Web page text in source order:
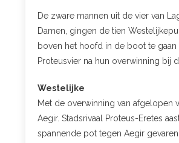
De zware mannen uit de vier van
Damen, gingen de tien
boven het hoofd in de boot te gaan
Proteusvier na hun overwinning bij
Westelijke
Met de overwinning van afgelopen
Aegir. Stadsrivaal Proteus-Eretes
spannende pot tegen Aegir